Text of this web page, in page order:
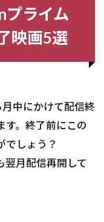
ライム
映画5選
中にかけて配信終
す。終了前にこの
でしょう？
翌月配信再開して